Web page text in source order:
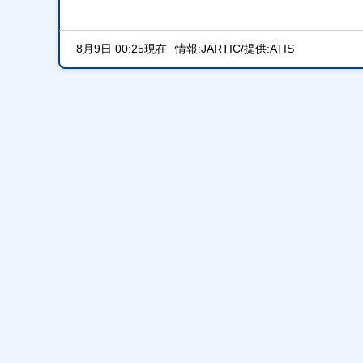
8月9日 00:25現在 情報:JARTIC/提供:ATIS